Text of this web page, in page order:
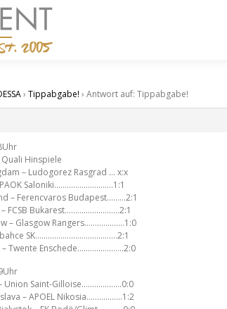
› Tippabgabe! › Antwort auf: Tippabgabe!
Quali Hinspiele
– Ludogorez Rasgrad … x:x
PAOK Saloniki……………………….1:1
– Ferencvaros Budapest………2:1
– FCSB Bukarest……………………..2:1
– Glasgow Rangers……………….1:0
SK…………………………………2:1
– Twente Enschede………………….2:0
Union Saint-Gilloise……………….0:0
– APOEL Nikosia……………..1:2